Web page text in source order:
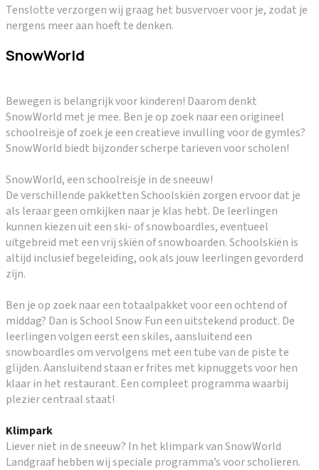
Tenslotte verzorgen wij graag het busvervoer voor je, zodat je
nergens meer aan hoeft te denken.
SnowWorld
Bewegen is belangrijk voor kinderen! Daarom denkt
SnowWorld met je mee. Ben je op zoek naar een origineel
schoolreisje of zoek je een creatieve invulling voor de gymles?
SnowWorld biedt bijzonder scherpe tarieven voor scholen!
SnowWorld, een schoolreisje in de sneeuw!
De verschillende pakketten Schoolskiën zorgen ervoor dat je
als leraar geen omkijken naar je klas hebt. De leerlingen
kunnen kiezen uit een ski- of snowboardles, eventueel
uitgebreid met een vrij skiën of snowboarden. Schoolskiën is
altijd inclusief begeleiding, ook als jouw leerlingen gevorderd
zijn.
Ben je op zoek naar een totaalpakket voor een ochtend of
middag? Dan is School Snow Fun een uitstekend product. De
leerlingen volgen eerst een skiles, aansluitend een
snowboardles om vervolgens met een tube van de piste te
glijden. Aansluitend staan er frites met kipnuggets voor hen
klaar in het restaurant. Een compleet programma waarbij
plezier centraal staat!
Klimpark
Liever niet in de sneeuw? In het klimpark van SnowWorld
Landgraaf hebben wij speciale programma’s voor scholieren.